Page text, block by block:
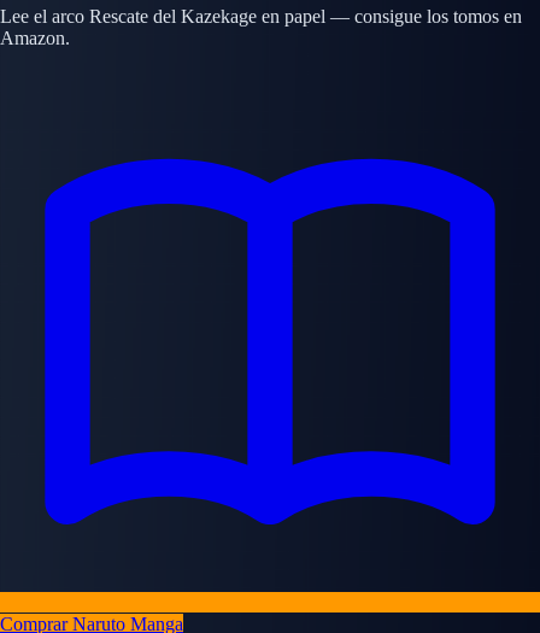
Lee el arco Rescate del Kazekage en papel — consigue los tomos en
Amazon.
Comprar Naruto Manga